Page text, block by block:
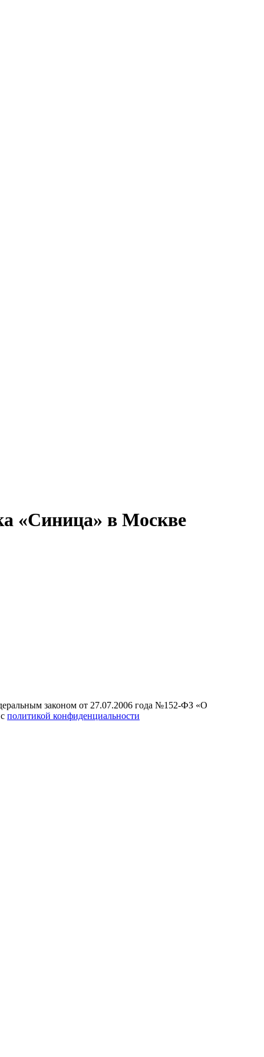
«Синица» в Москве
законом от 27.07.2006 года №152-ФЗ «О
политикой конфиденциальности